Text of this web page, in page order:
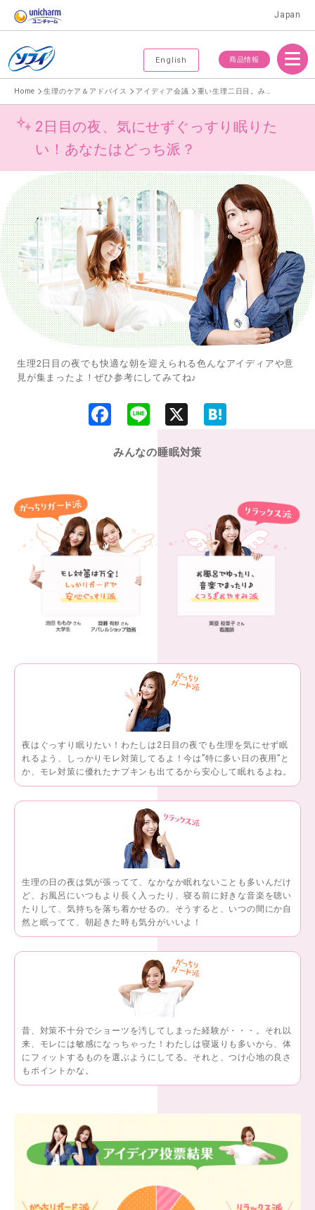
Japan
English 商品情報
Menu
Home 生理のケア＆アドバイス アイディア会議
2日目の夜、気にせずぐっすり眠りた
い！あなたはどっち派？
生理2日目の夜でも快適な朝を迎えられる色んなアイディアや意
見が集まったよ！ぜひ参考にしてみてね♪
F
b
L
みんなの睡眠対策
夜はぐっすり眠りたい！わたしは2日目の夜でも生理を気にせず眠
れるよう、しっかりモレ対策してるよ！今は”特に多い日の夜用”と
か、モレ対策に優れたナプキンも出てるから安心して眠れるよね。
生理の日の夜は気が張ってて、なかなか眠れないことも多いんだけ
ど、お風呂にいつもより長く入ったり、寝る前に好きな音楽を聴い
たりして、気持ちを落ち着かせるの。そうすると、いつの間にか自
然と眠ってて、朝起きた時も気分がいいよ！
昔、対策不十分でショーツを汚してしまった経験が・・・。それ以
来、モレには敏感になっちゃった！わたしは寝返りも多いから、体
にフィットするものを選ぶようにしてる。それと、つけ心地の良さ
もポイントかな。